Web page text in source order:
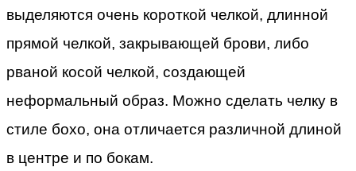
выделяются очень короткой челкой, длинной
прямой челкой, закрывающей брови, либо
рваной косой челкой, создающей
неформальный образ. Можно сделать челку в
стиле бохо, она отличается различной длиной
в центре и по бокам.